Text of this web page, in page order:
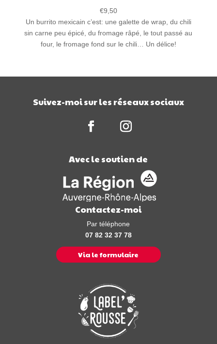
€9,50
Un burrito mexicain c’est: une galette de wrap, du chili
sin carne peu épicé, du fromage râpé, le tout passé au
four, le fromage fond sur le chili… Un délice!
Suivez-moi sur les réseaux sociaux
Avec le soutien de
Contactez-moi
Par téléphone
07 82 32 37 78
Via le formulaire